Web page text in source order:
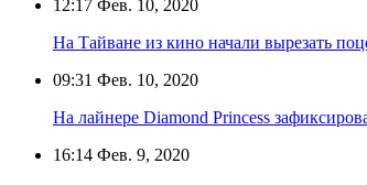
12:17 Фев. 10, 2020
На Тайване из кино начали вырезать
09:31 Фев. 10, 2020
На лайнере Diamond Princess
16:14 Фев. 9, 2020